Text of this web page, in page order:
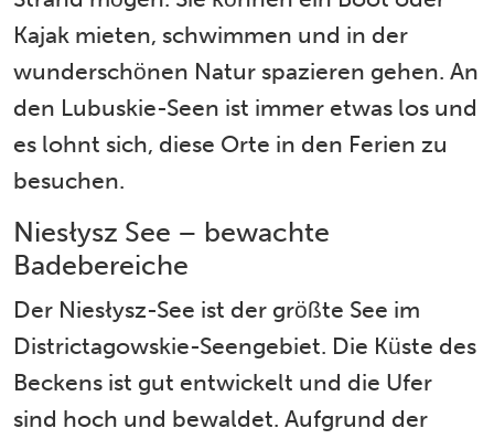
Kajak mieten, schwimmen und in der
wunderschönen Natur spazieren gehen. An
den Lubuskie-Seen ist immer etwas los und
es lohnt sich, diese Orte in den Ferien zu
besuchen.
Niesłysz See – bewachte
Badebereiche
Der Niesłysz-See ist der größte See im
Districtagowskie-Seengebiet. Die Küste des
Beckens ist gut entwickelt und die Ufer
sind hoch und bewaldet. Aufgrund der